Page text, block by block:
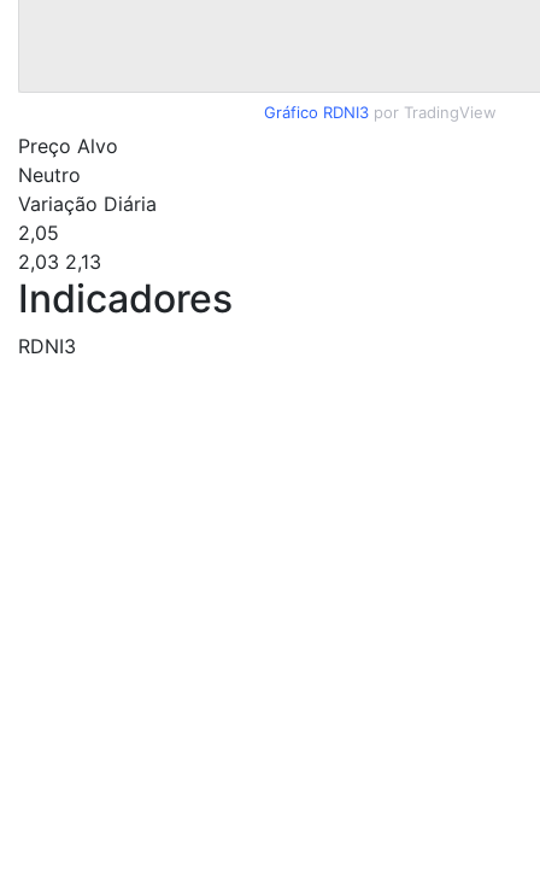
Gráfico RDNI3 por TradingView
Preço Alvo
Neutro
Variação Diária
2,05
2,03 2,13
Indicadores
RDNI3